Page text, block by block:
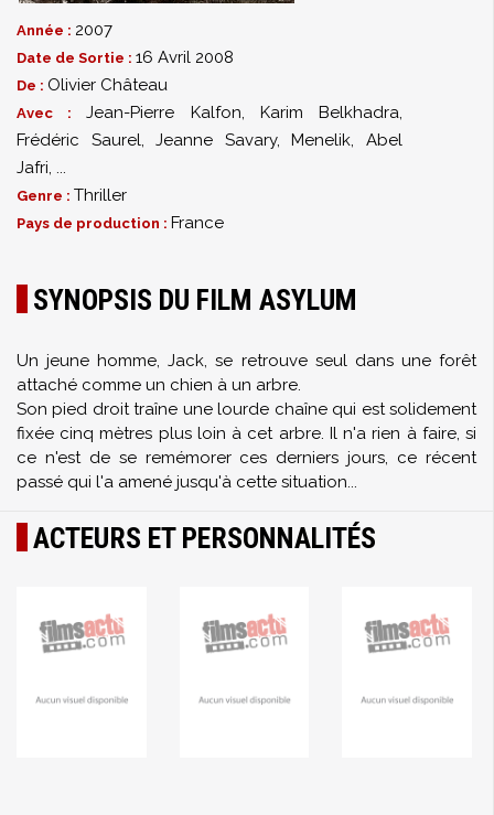
Année : 2007
Date de Sortie : 16 Avril 2008
De : Olivier Château
Avec :Jean-Pierre Kalfon, Karim Belkhadra,
Frédéric Saurel,Jeanne Savary,Menelik,Abel
Jafri, ...
Genre : Thriller
Pays de production : France
SYNOPSIS DU FILM ASYLUM
Un jeune homme, Jack, se retrouve seul dans une forêt
attaché comme un chien à un arbre.
Son pied droit traîne une lourde chaîne qui est solidement
fixée cinq mètres plus loin à cet arbre. Il n'a rien à faire, si
ce n'est de se remémorer ces derniers jours, ce récent
passé qui l'a amené jusqu'à cette situation...
ACTEURS ET PERSONNALITÉS